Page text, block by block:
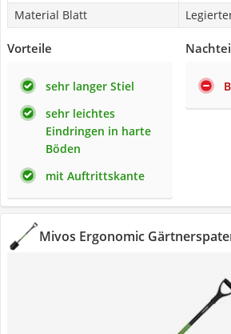
Material Blatt
Vorteile
sehr langer Stiel
sehr leichtes
Eindringen in harte
Böden
mit Auftrittskante
Mivos Ergonomic